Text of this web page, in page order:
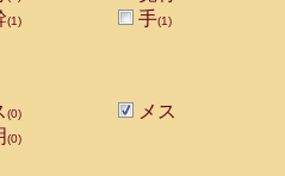
(1) 手(1)
(0)
メス
(0)